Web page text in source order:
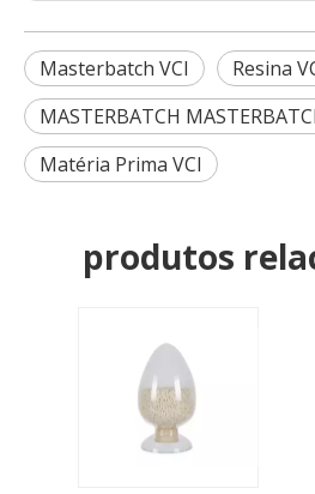
Masterbatch VCI
Resina
MASTERBATCH
Matéria Prima VCI
produtos